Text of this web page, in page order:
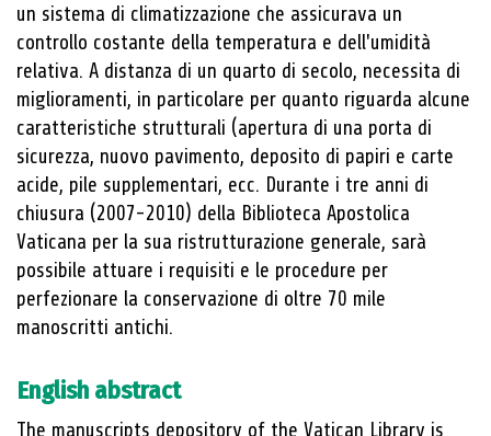
un sistema di climatizzazione che assicurava un
controllo costante della temperatura e dell'umidità
relativa. A distanza di un quarto di secolo, necessita di
miglioramenti, in particolare per quanto riguarda alcune
caratteristiche strutturali (apertura di una porta di
sicurezza, nuovo pavimento, deposito di papiri e carte
acide, pile supplementari, ecc. Durante i tre anni di
chiusura (2007-2010) della Biblioteca Apostolica
Vaticana per la sua ristrutturazione generale, sarà
possibile attuare i requisiti e le procedure per
perfezionare la conservazione di oltre 70 mile
manoscritti antichi.
English abstract
The manuscripts depository of the Vatican Library is